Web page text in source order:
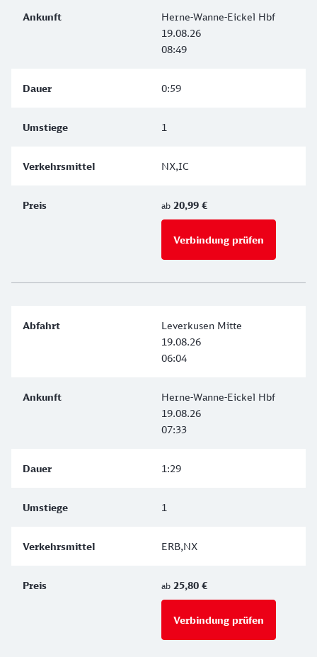
Herne-Wanne-Eickel Hbf
19.08.26
08:49
0:59
1
NX,IC
ab 20,99 €
Verbindung prüfen
Leverkusen Mitte
19.08.26
06:04
Herne-Wanne-Eickel Hbf
19.08.26
07:33
1:29
1
ERB,NX
ab 25,80 €
Verbindung prüfen